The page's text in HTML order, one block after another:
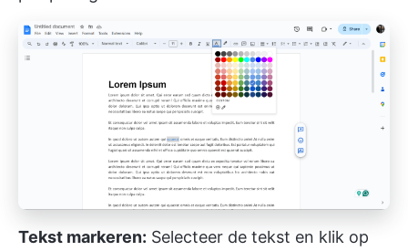
Tekst markeren: Selecteer de tekst en klik op